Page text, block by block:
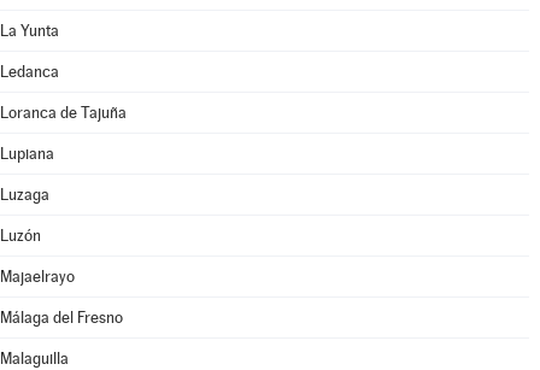
La Yunta
Ledanca
Loranca de Tajuña
Lupiana
Luzaga
Luzón
Majaelrayo
Málaga del Fresno
Malaguilla